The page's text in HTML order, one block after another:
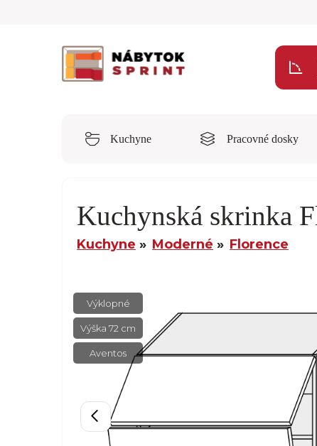
Kuchyne Pracovné dosky
Kuchynská skrinka
Kuchyne Moderné Florence
Výklopné
Výška 72 cm
Aventos